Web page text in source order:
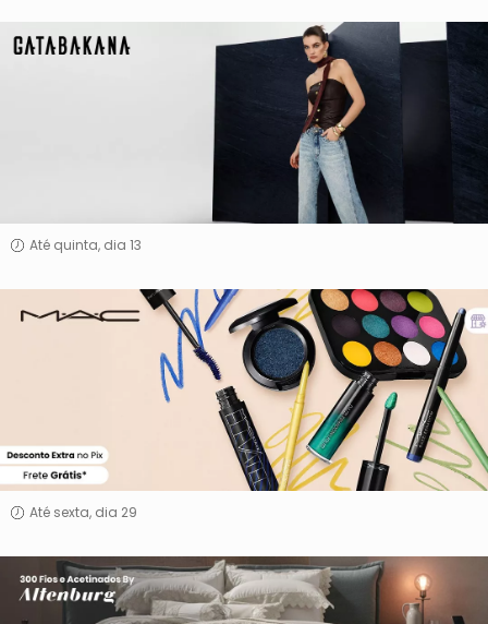
Gatabakana
Até quinta, dia 13
MAC
Até sexta, dia 29
300
Fios